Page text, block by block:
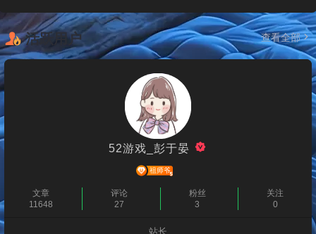
活跃用户 查看全部
52游戏_彭于晏
文章
11648
评论
27
粉丝
3
关注
0
站长